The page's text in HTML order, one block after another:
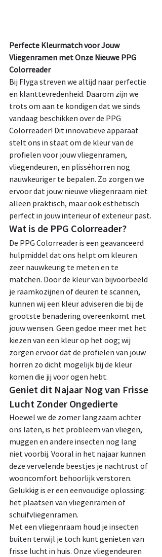
Perfecte Kleurmatch voor Jouw
Vliegenramen met Onze Nieuwe PPG
Colorreader
Bij Flyga streven we altijd naar perfectie
en klanttevredenheid. Daarom zijn we
trots om aan te kondigen dat we sinds
vandaag beschikken over de PPG
Colorreader! Dit innovatieve apparaat
stelt ons in staat om de kleur van de
profielen voor jouw vliegenramen,
vliegendeuren, en plisséhorren nog
nauwkeuriger te bepalen. Zo zorgen we
ervoor dat jouw nieuwe vliegenraam niet
alleen praktisch, maar ook esthetisch
perfect in jouw interieur of exterieur past.
Wat is de PPG Colorreader?
De PPG Colorreader is een geavanceerd
hulpmiddel dat ons helpt om kleuren
zeer nauwkeurig te meten en te
matchen. Door de kleur van bijvoorbeeld
je raamkozijnen of deuren te scannen,
kunnen wij een kleur adviseren die bij de
grootste benadering overeenkomt met
jouw wensen. Geen gedoe meer met het
kiezen van een kleur op het oog; wij
zorgen ervoor dat de profielen van jouw
horren zo dicht mogelijk bij de kleur
komen die jij voor ogen hebt.
Geniet dit Najaar Nog van Frisse
Lucht Zonder Ongedierte
Hoewel we de zomer langzaam achter
ons laten, is het probleem van vliegen,
muggen en andere insecten nog lang
niet voorbij. Vooral in het najaar kunnen
deze vervelende beestjes je nachtrust of
wooncomfort behoorlijk verstoren.
Gelukkig is er een eenvoudige oplossing:
het plaatsen van vliegenramen of
schuifvliegenramen.
Met een vliegenraam houd je insecten
buiten terwijl je toch kunt genieten van
frisse lucht in huis. Onze vliegendeuren